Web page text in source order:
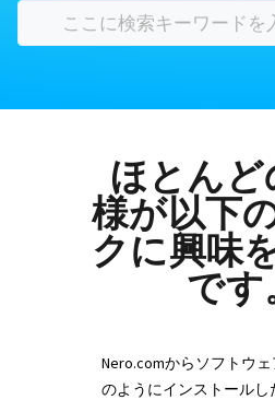
ほとん
様が以下
クに興味
です
Nero.comからソフトウ
のようにインストールし